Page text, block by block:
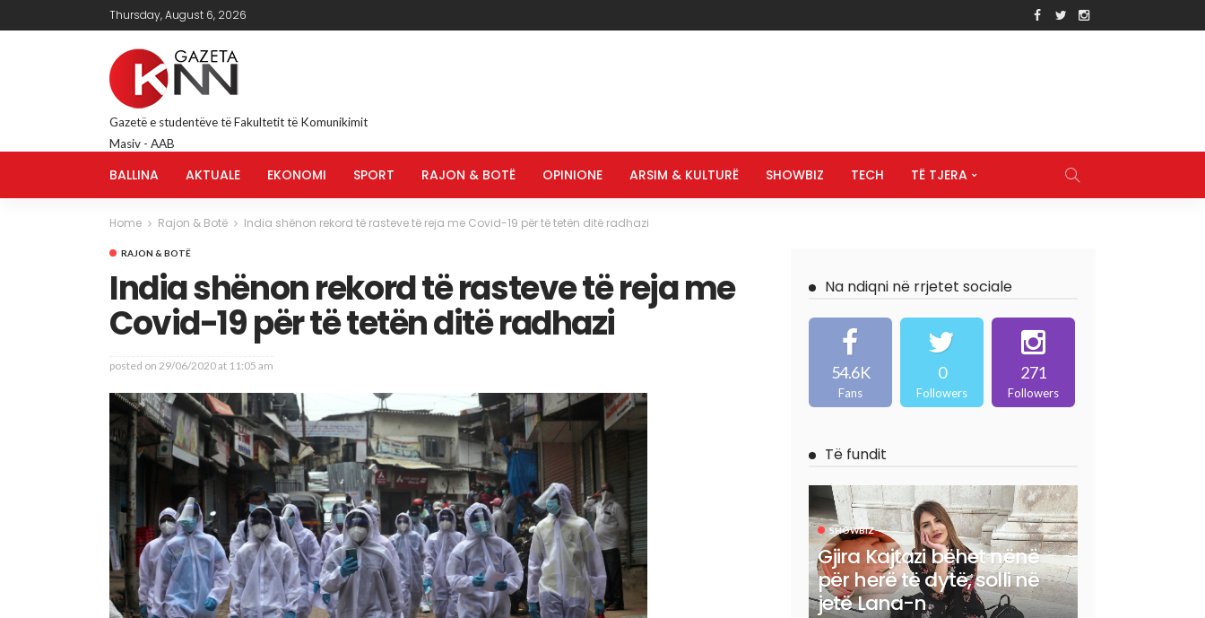
Thursday, August 6, 2026
Gazetë e studentëve të Fakultetit të Komunikimit
Masiv - AAB
BALLINA AKTUALE EKONOMI SPORT RAJON & BOTË OPINIONE ARSIM & KULTURË SHOWBIZ TECH TË TJERA
Home Rajon & Botë India shënon rekord të rasteve të reja me Covid-19 për të tetën ditë radhazi
RAJON & BOTË
India shënon rekord të rasteve të reja me
Covid-19 për të tetën ditë radhazi
posted on 29/06/2020 at 11:05 am
Na ndiqni në rrjetet sociale
54.6K
Fans
0
Followers
271
Followers
Të fundit
SHOWBIZ
Gjira Kajtazi bëhet nënë
për herë të dytë, solli në
jetë Lana-n